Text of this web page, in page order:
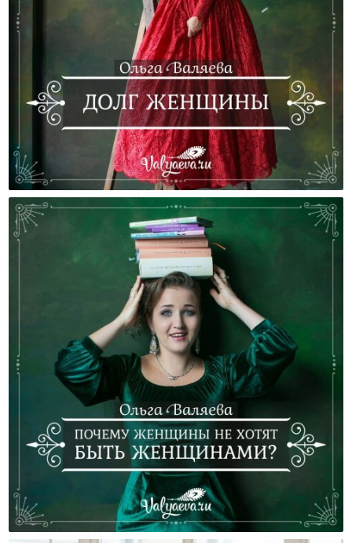
Долг Женщины
Почему Женщины Не Хотят Быть Женщинами?